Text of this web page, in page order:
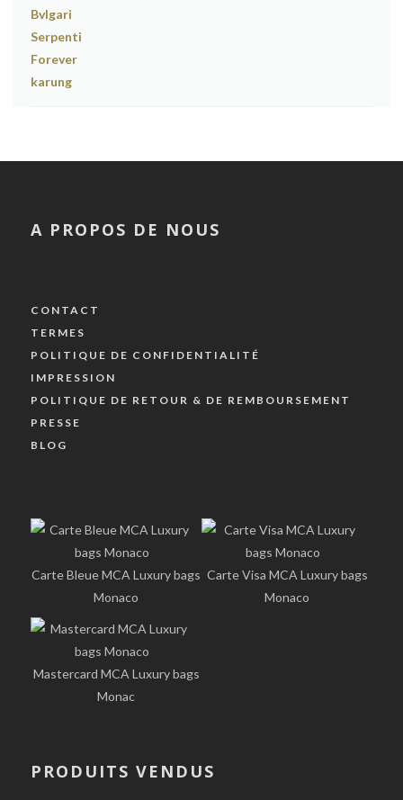
A PROPOS DE NOUS
CONTACT
TERMES
POLITIQUE DE CONFIDENTIALITÉ
IMPRESSION
POLITIQUE DE RETOUR & DE REMBOURSEMENT
PRESSE
BLOG
Carte Bleue MCA Luxury bags
Monaco
Carte Visa MCA Luxury bags
Monaco
Mastercard MCA Luxury bags
Monac
PRODUITS VENDUS